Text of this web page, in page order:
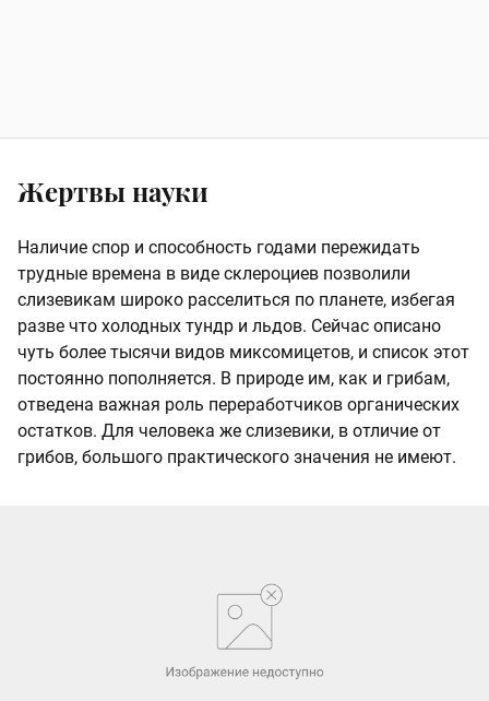
Жертвы науки
Наличие спор и способность годами пережидать
трудные времена в виде склероциев позволили
слизевикам широко расселиться по планете, избегая
разве что холодных тундр и льдов. Сейчас описано
чуть более тысячи видов миксомицетов, и список этот
постоянно пополняется. В природе им, как и грибам,
отведена важная роль переработчиков органических
остатков. Для человека же слизевики, в отличие от
грибов, большого практического значения не имеют.